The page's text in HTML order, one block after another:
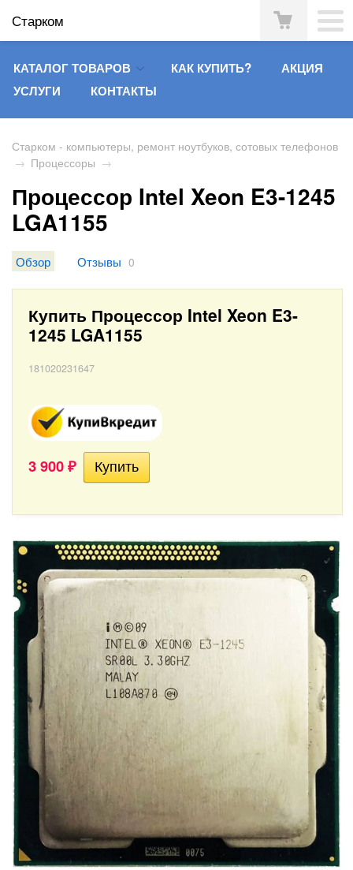
Старком
КАТАЛОГ ТОВАРОВ КАК КУПИТЬ?
АКЦИЯ
УСЛУГИ
КОНТАКТЫ
Старком - компьютеры, ремонт ноутбуков, сотовых телефонов
→ Процессоры →
Процессор Intel Xeon E3-1245
LGA1155
Обзор Отзывы 0
Купить Процессор Intel Xeon E3-
1245 LGA1155
181020231647
3 900 ₽